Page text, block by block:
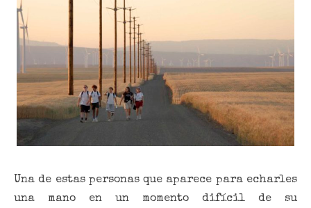
Una de estas personas que aparece para echarles
una mano en un momento difícil de su